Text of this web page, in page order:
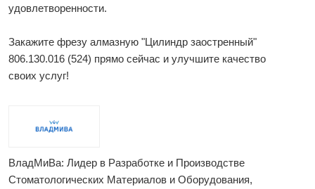
удовлетворенности.
Закажите фрезу алмазную "Цилиндр заостренный"
806.130.016 (524) прямо сейчас и улучшите качество
своих услуг!
ВладМиВа: Лидер в Разработке и Производстве
Стоматологических Материалов и Оборудования,